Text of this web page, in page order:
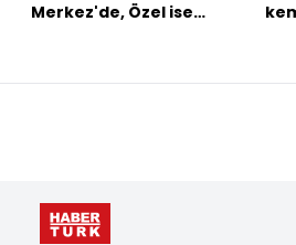
Merkez'de, Özel ise